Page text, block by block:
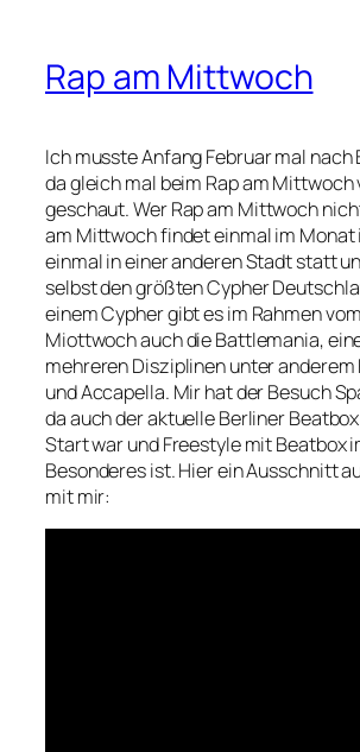
Rap am Mittwoch
Ich musste Anfang Februar mal nach
da gleich mal beim Rap am Mittwoch
geschaut. Wer Rap am Mittwoch
am Mittwoch findet einmal im Monat
einmal in einer anderen Stadt statt
selbst den größten Cypher
einem Cypher gibt es im Rahmen
Miottwoch auch die Battlemania,
mehreren Disziplinen unter anderem
und Accapella. Mir hat der Besuch
da auch der aktuelle Berliner
Start war und Freestyle mit Beatbox
Besonderes ist. Hier ein Ausschnitt
mit mir: